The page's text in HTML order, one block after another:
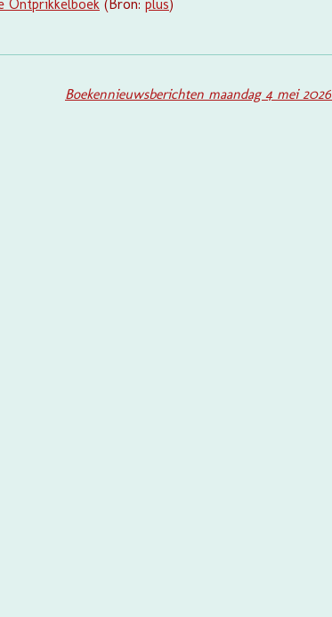
Ontprikkelboek (Bron: plus)
Boekennieuwsberichten maandag 4 mei 2026